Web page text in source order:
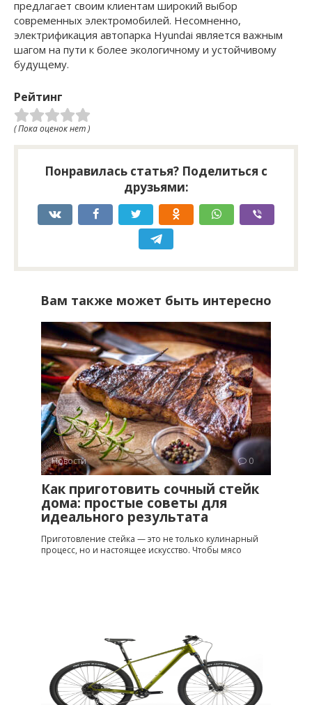
предлагает своим клиентам широкий выбор
современных электромобилей. Несомненно,
электрификация автопарка Hyundai является важным
шагом на пути к более экологичному и устойчивому
будущему.
Рейтинг
( Пока оценок нет )
Понравилась статья? Поделиться с
друзьями:
Вам также может быть интересно
Новости 0
Как приготовить сочный стейк
дома: простые советы для
идеального результата
Приготовление стейка — это не только кулинарный
процесс, но и настоящее искусство. Чтобы мясо